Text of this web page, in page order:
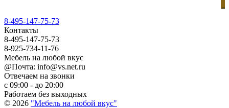
8-495-147-75-73
Контакты
8-495-147-75-73
8-925-734-11-76
Мебель на любой вкус
@Почта: info@vs.net.ru
Отвечаем на звонки
с 09:00 - до 20:00
Работаем без выходных
© 2026 "Мебель на любой вкус"